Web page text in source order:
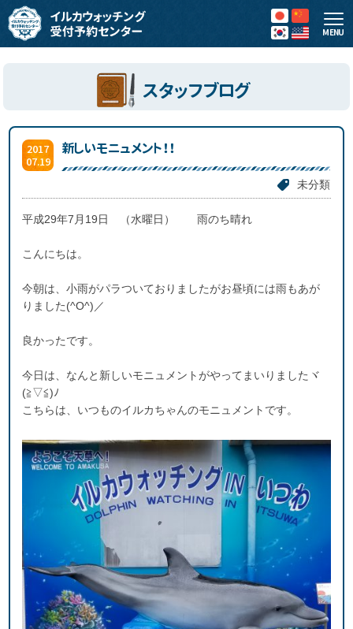
MENU
スタッフブログ
2017
07.19
新しいモニュメント！！
未分類
平成29年7月19日 （水曜日） 雨のち晴れ
こんにちは。
今朝は、小雨がパラついておりましたがお昼頃には雨もあが
りました(^O^)／
良かったです。
今日は、なんと新しいモニュメントがやってまいりましたヾ
(≧▽≦)ﾉ
こちらは、いつものイルカちゃんのモニュメントです。